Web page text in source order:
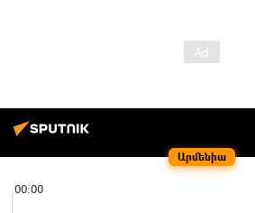
Արմենիա
00:00